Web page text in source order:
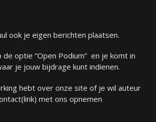
ook je eigen berichten plaatsen.
de optie “Open Podium” en je komt in
je jouw bijdrage kunt indienen.
hebt over onze site of je wil auteur
(link) met ons opnemen